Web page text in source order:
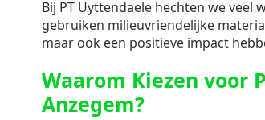
Bij PT Uyttendaele hechten we veel
gebruiken milieuvriendelijke
maar ook een positieve impact
Waarom Kiezen voor
Anzegem?